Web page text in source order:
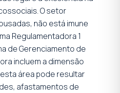
O setor
não está imune
Regulamentadora 1
de Gerenciamento de
incluem a dimensão
área pode resultar
afastamentos de